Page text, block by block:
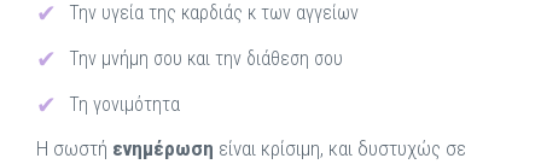
Την υγεία της καρδιάς κ των αγγείων
Την μνήμη σου και την διάθεση σου
Τη γονιμότητα
Η σωστή ενημέρωση είναι κρίσιμη, και δυστυχώς σε